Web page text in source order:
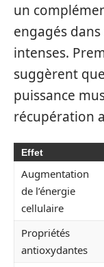
un
engagés
intenses.
suggèrent
puissance
récupération
Effet
Augmentation
de l’énergie
cellulaire
Propriétés
antioxydantes